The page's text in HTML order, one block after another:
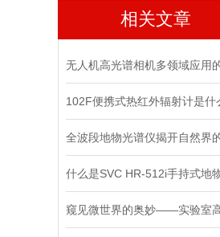
相关文章